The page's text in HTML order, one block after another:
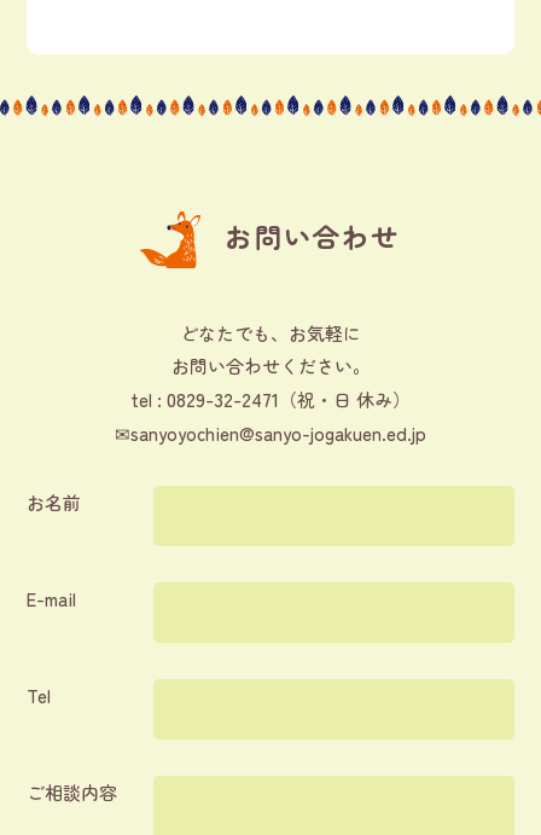
お問い合わせ
どなたでも、お気軽に
お問い合わせください。
tel : 0829-32-2471 （祝・日 休み）
✉sanyoyochien@sanyo-jogakuen.ed.jp
お名前
E-mail
Tel
ご相談内容